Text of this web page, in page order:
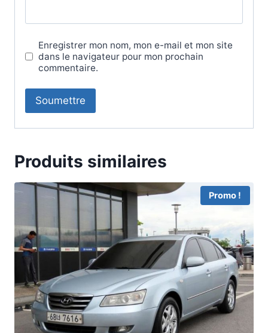
Enregistrer mon nom, mon e-mail et mon site
dans le navigateur pour mon prochain
commentaire.
Produits similaires
Promo !